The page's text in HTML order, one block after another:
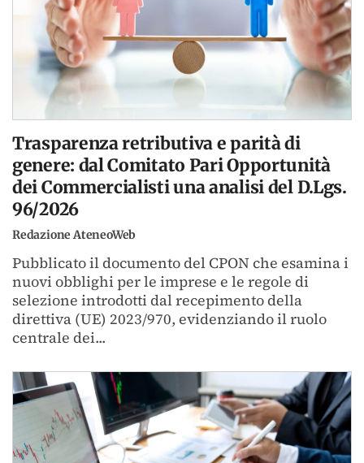
Trasparenza retributiva e parità di
genere: dal Comitato Pari Opportunità
dei Commercialisti una analisi del D.Lgs.
96/2026
Redazione AteneoWeb
Pubblicato il documento del CPON che esamina i
nuovi obblighi per le imprese e le regole di
selezione introdotti dal recepimento della
direttiva (UE) 2023/970, evidenziando il ruolo
centrale dei...